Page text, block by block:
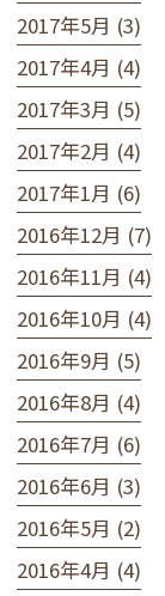
2017年5月 (3)
2017年4月 (4)
2017年3月 (5)
2017年2月 (4)
2017年1月 (6)
2016年12月 (7)
2016年11月 (4)
2016年10月 (4)
2016年9月 (5)
2016年8月 (4)
2016年7月 (6)
2016年6月 (3)
2016年5月 (2)
2016年4月 (4)